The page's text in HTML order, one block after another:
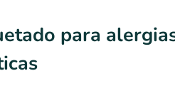
para